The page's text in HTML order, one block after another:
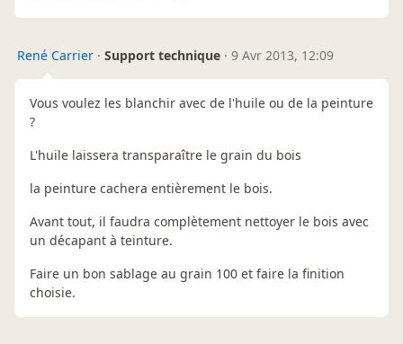
René Carrier · Support technique · 9 Avr 2013, 12:09
Vous voulez les blanchir avec de l'huile ou de la peinture
?
L'huile laissera transparaître le grain du bois
la peinture cachera entièrement le bois.
Avant tout, il faudra complètement nettoyer le bois avec
un décapant à teinture.
Faire un bon sablage au grain 100 et faire la finition
choisie.